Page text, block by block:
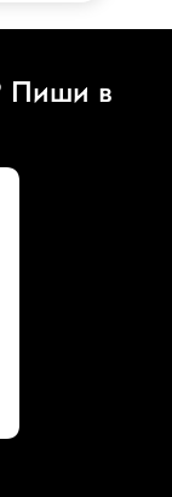
Пиши в